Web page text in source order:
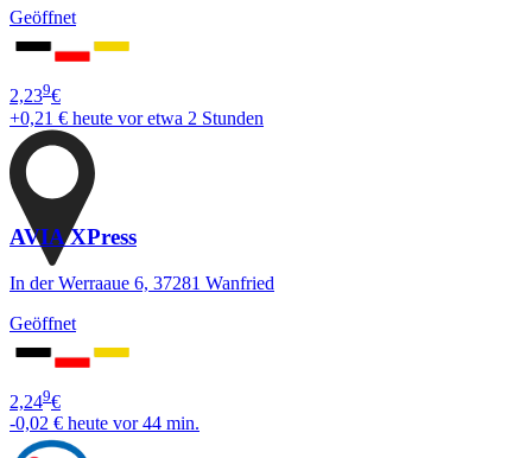
Geöffnet
2,239€
+0,21 € heute vor etwa 2 Stunden
AVIA XPress
In der Werraaue 6, 37281 Wanfried
Geöffnet
2,249€
-0,02 € heute vor 44 min.